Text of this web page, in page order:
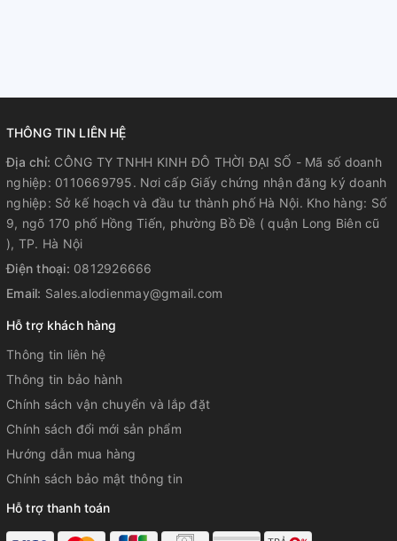
THÔNG TIN LIÊN HỆ
Địa chỉ: CÔNG TY TNHH KINH ĐÔ THỜI ĐẠI SỐ - Mã số doanh
nghiệp: 0110669795. Nơi cấp Giấy chứng nhận đăng ký doanh
nghiệp: Sở kế hoạch và đầu tư thành phố Hà Nội. Kho hàng: Số
9, ngõ 170 phố Hồng Tiến, phường Bồ Đề ( quận Long Biên cũ
), TP. Hà Nội
Điện thoại: 0812926666
Email: Sales.alodienmay@gmail.com
Hỗ trợ khách hàng
Thông tin liên hệ
Thông tin bảo hành
Chính sách vận chuyển và lắp đặt
Chính sách đổi mới sản phẩm
Hướng dẫn mua hàng
Chính sách bảo mật thông tin
Hỗ trợ thanh toán